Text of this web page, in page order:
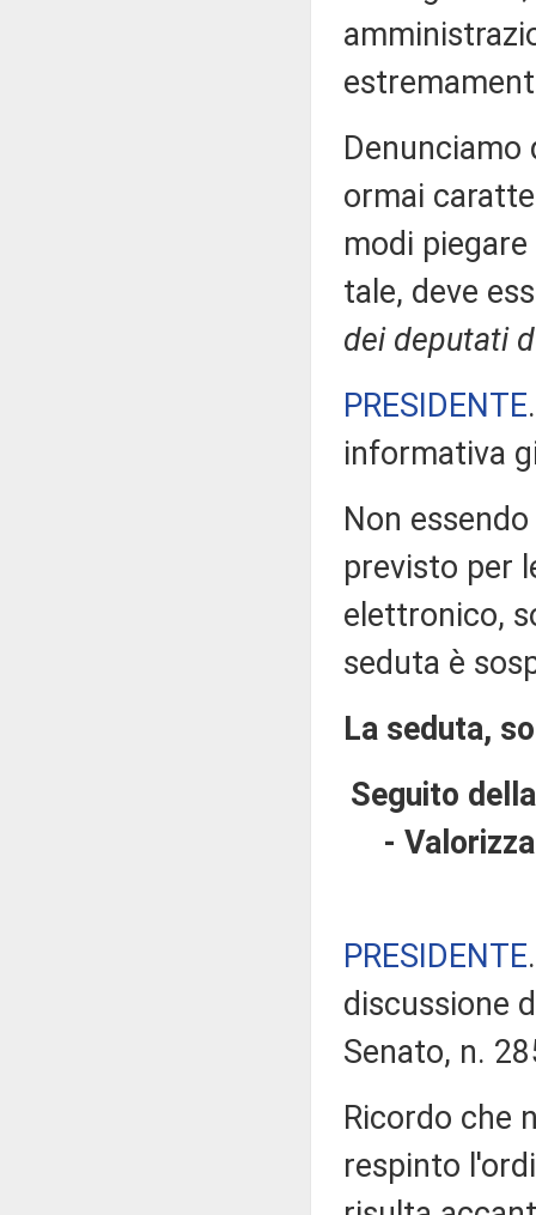
Denunciamo
ormai
modi
tale, deve
dei deputati
PRESIDENTE
informativa
Non
previsto per
elettronico,
seduta è
La seduta,
Seguito
-
PRESIDENTE
discussione
Senato, n.
Ricordo che
respinto